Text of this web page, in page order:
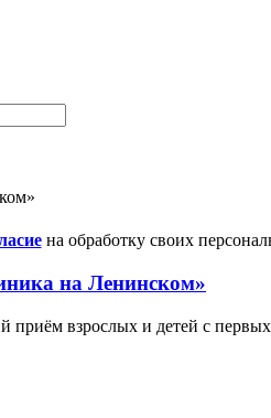
на обработку своих
на Ленинском»
взрослых и детей с